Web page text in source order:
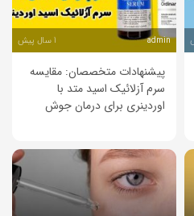
admin 1 سال پیش
پیشنهادات متخصصان: مقایسه
سرم آزلائیک اسید متد با
اوردینری برای درمان جوش